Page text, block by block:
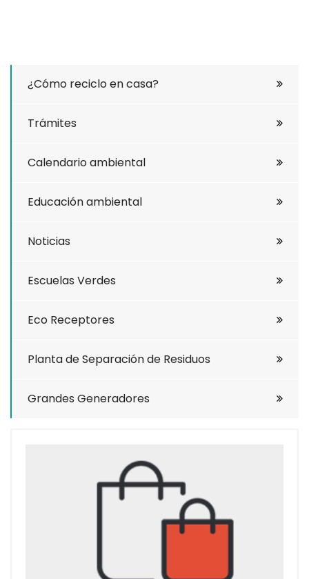
¿Cómo reciclo en casa?
Trámites
Calendario ambiental
Educación ambiental
Noticias
Escuelas Verdes
Eco Receptores
Planta de Separación de Residuos
Grandes Generadores